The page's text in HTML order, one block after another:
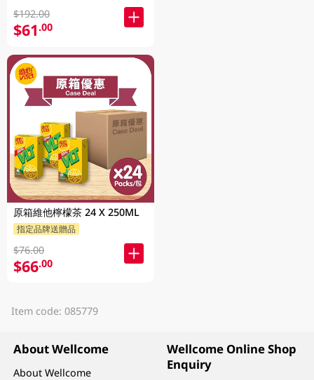
$192.00
$61.00
原箱維他檸檬茶 24 X 250ML
指定品牌送贈品
$76.00
$66.00
Item code: 085779
About Wellcome
About Wellcome
Wellcome Online Shop
Enquiry